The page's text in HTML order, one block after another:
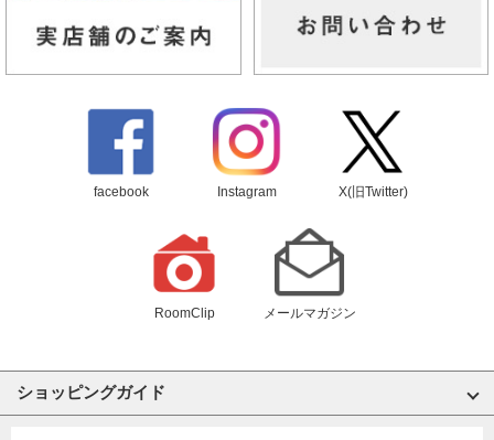
facebook Instagram X(旧Twitter)
RoomClip メールマガジン
ショッピングガイド